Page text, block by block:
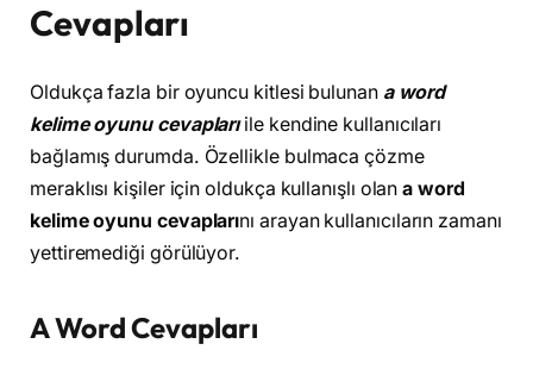
Cevapları
Oldukça fazla bir oyuncu kitlesi bulunan a word
kelime oyunu cevaplarıile kendine kullanıcıları
bağlamış durumda. Özellikle bulmaca çözme
meraklısı kişiler için oldukça kullanışlı olana word
kelime oyunu cevaplarını arayan kullanıcıların zamanı
yettiremediği görülüyor.
A Word Cevapları